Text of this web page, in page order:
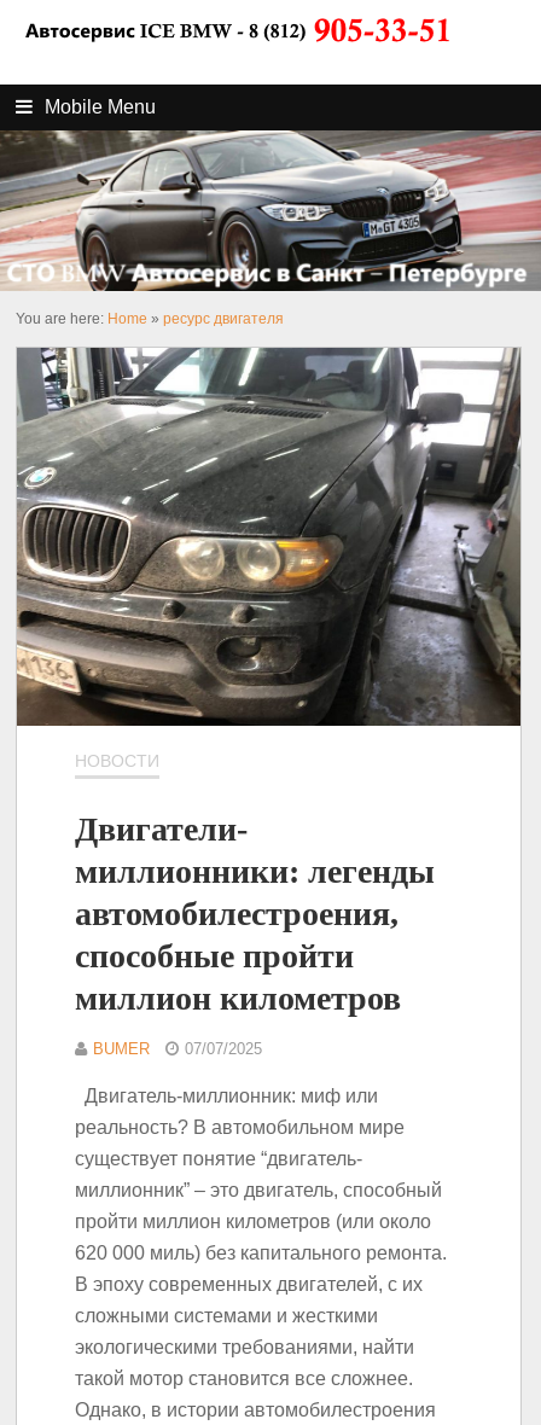
Mobile Menu
You are here: Home »ресурс двигателя
НОВОСТИ
Двигатели-
миллионники: легенды
автомобилестроения,
способные пройти
миллион километров
BUMER 07/07/2025
Двигатель-миллионник: миф или
реальность? В автомобильном мире
существует понятие “двигатель-
миллионник” – это двигатель, способный
пройти миллион километров (или около
620 000 миль) без капитального ремонта.
В эпоху современных двигателей, с их
сложными системами и жесткими
экологическими требованиями, найти
такой мотор становится все сложнее.
Однако, в истории автомобилестроения